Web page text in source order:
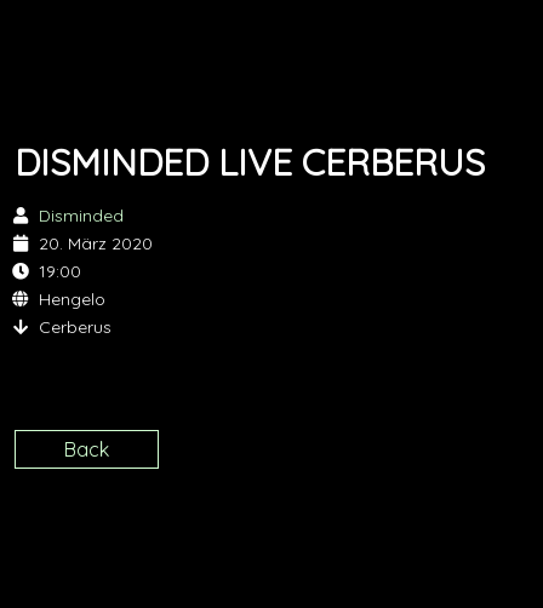
DISMINDED LIVE CERBERUS
Disminded
20. März 2020
19:00
Hengelo
Cerberus
Back